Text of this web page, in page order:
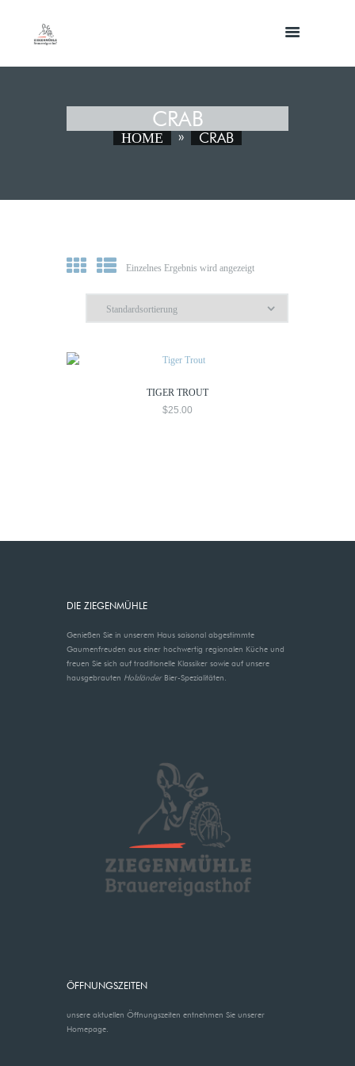
CRAB
HOME CRAB
Einzelnes Ergebnis wird angezeigt
TIGER TROUT
$25.00
DIE ZIEGENMÜHLE
Genießen Sie in unserem Haus saisonal abgestimmte
Gaumenfreuden aus einer hochwertig regionalen Küche und
freuen Sie sich auf traditionelle Klassiker sowie auf unsere
hausgebrauten HolzländerBier-Spezialitäten.
ÖFFNUNGSZEITEN
unsere aktuellen Öffnungszeiten entnehmen Sie unserer
Homepage.